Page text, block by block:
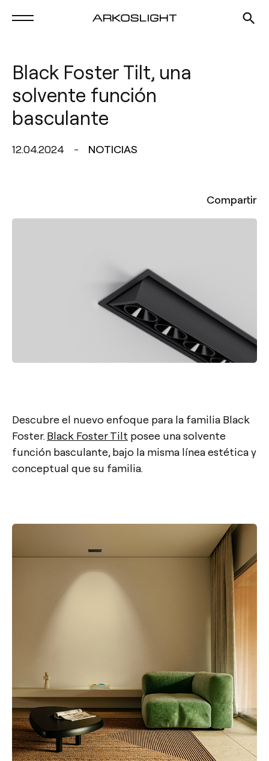
Black Foster Tilt, una
solvente función
basculante
12.04.2024 NOTICIAS
Compartir
Descubre el nuevo enfoque para la familia Black
Foster. Black Foster Tilt posee una solvente
función basculante, bajo la misma línea estética y
conceptual que su familia.